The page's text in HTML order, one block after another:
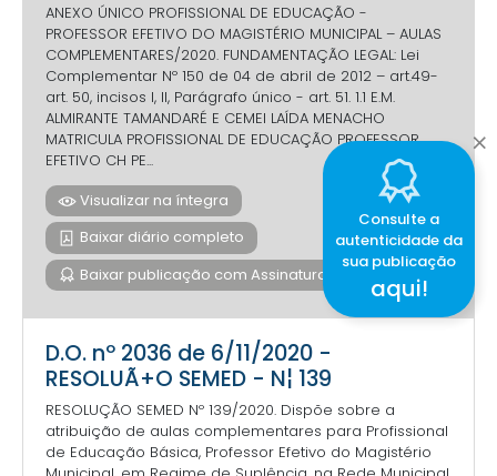
ANEXO ÚNICO PROFISSIONAL DE EDUCAÇÃO -
PROFESSOR EFETIVO DO MAGISTÉRIO MUNICIPAL – AULAS
COMPLEMENTARES/2020. FUNDAMENTAÇÃO LEGAL: Lei
Complementar Nº 150 de 04 de abril de 2012 – art.49-
art. 50, incisos I, II, Parágrafo único - art. 51. 1.1 E.M.
ALMIRANTE TAMANDARÉ E CEMEI LAÍDA MENACHO
MATRICULA PROFISSIONAL DE EDUCAÇÃO PROFESSOR
EFETIVO CH PE...
Visualizar na íntegra
Baixar diário completo
Baixar publicação com Assinatura Digital
D.O. nº 2036 de 6/11/2020 -
RESOLUÃ+O SEMED - N¦ 139
RESOLUÇÃO SEMED Nº 139/2020. Dispõe sobre a
atribuição de aulas complementares para Profissional
de Educação Básica, Professor Efetivo do Magistério
Consulte a
autenticidade da
sua publicação
aqui!